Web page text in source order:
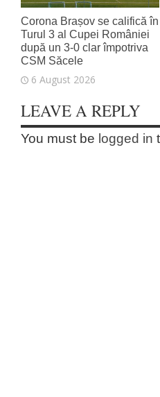
Corona Brașov se califică în
Turul 3 al Cupei României
după un 3-0 clar împotriva
CSM Săcele
6 August 2026
LEAVE A REPLY
You must be logged in